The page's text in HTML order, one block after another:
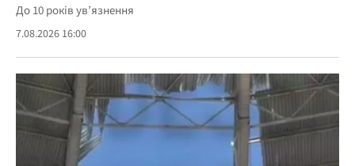
До 10 років ув’язнення
7.08.2026 16:00